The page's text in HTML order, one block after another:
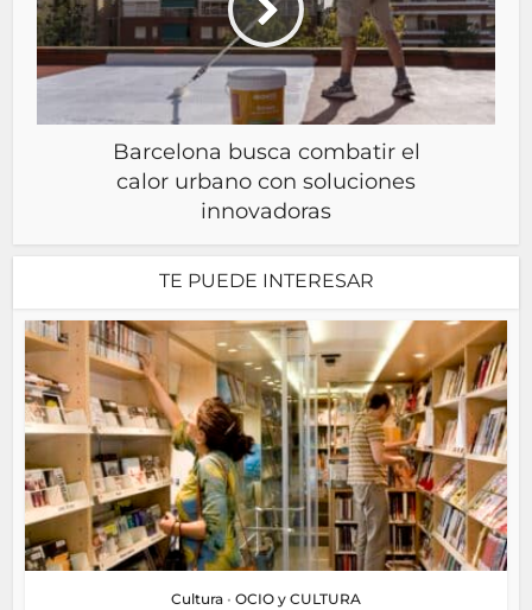
Barcelona busca combatir el
calor urbano con soluciones
innovadoras
TE PUEDE INTERESAR
Cultura • OCIO y CULTURA